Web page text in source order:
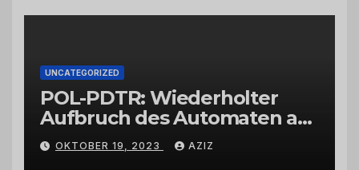
UNCATEGORIZED
POL-PDTR: Wiederholter
Aufbruch des Automaten am
Wohnmobilstellplatz in
Hermeskeil am Labachweg
OKTOBER 19, 2023 AZIZ